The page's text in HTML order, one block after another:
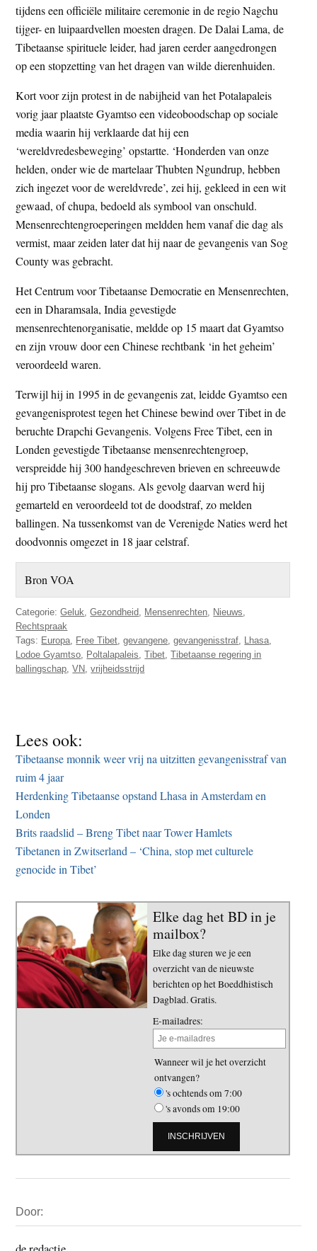
tijdens een officiële militaire ceremonie in de regio Nagchu
tijger- en luipaardvellen moesten dragen. De Dalai Lama, de
Tibetaanse spirituele leider, had jaren eerder aangedrongen
op een stopzetting van het dragen van wilde dierenhuiden.
Kort voor zijn protest in de nabijheid van het Potalapaleis
vorig jaar plaatste Gyamtso een videoboodschap op sociale
media waarin hij verklaarde dat hij een
‘wereldvredesbeweging’ opstartte. ‘Honderden van onze
helden, onder wie de martelaar Thubten Ngundrup, hebben
zich ingezet voor de wereldvrede’, zei hij, gekleed in een wit
gewaad, of chupa, bedoeld als symbool van onschuld.
Mensenrechtengroeperingen meldden hem vanaf die dag als
vermist, maar zeiden later dat hij naar de gevangenis van Sog
County was gebracht.
Het Centrum voor Tibetaanse Democratie en Mensenrechten,
een in Dharamsala, India gevestigde
mensenrechtenorganisatie, meldde op 15 maart dat Gyamtso
en zijn vrouw door een Chinese rechtbank ‘in het geheim’
veroordeeld waren.
Terwijl hij in 1995 in de gevangenis zat, leidde Gyamtso een
gevangenisprotest tegen het Chinese bewind over Tibet in de
beruchte Drapchi Gevangenis. Volgens Free Tibet, een in
Londen gevestigde Tibetaanse mensenrechtengroep,
verspreidde hij 300 handgeschreven brieven en schreeuwde
hij pro Tibetaanse slogans. Als gevolg daarvan werd hij
gemarteld en veroordeeld tot de doodstraf, zo melden
ballingen. Na tussenkomst van de Verenigde Naties werd het
doodvonnis omgezet in 18 jaar celstraf.
Bron VOA
Categorie:Geluk,Gezondheid, Mensenrechten, Nieuws,
Rechtspraak
Tags: Europa, Free Tibet,gevangene,gevangenisstraf, Lhasa,
Lodoe Gyamtso, Poltalapaleis,Tibet,Tibetaanse regering in
ballingschap,VN,vrijheidsstrijd
Lees ook:
Tibetaanse monnik weer vrij na uitzitten gevangenisstraf van
ruim 4 jaar
Herdenking Tibetaanse opstand Lhasa in Amsterdam en
Londen
Brits raadslid – Breng Tibet naar Tower Hamlets
Tibetanen in Zwitserland – ‘China, stop met culturele
genocide in Tibet’
Elke dag het BD in je
mailbox?
Elke dag sturen we je een
overzicht van de nieuwste
berichten op het Boeddhistisch
Dagblad. Gratis.
E-mailadres:
Wanneer wil je het overzicht
ontvangen?
's ochtends om 7:00
's avonds om 19:00
Sidebar
Door: